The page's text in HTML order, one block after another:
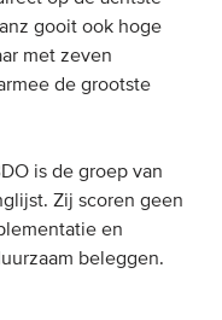
gooit ook hoge
met zeven
de grootste
is de groep van
Zij scoren geen
en
beleggen.